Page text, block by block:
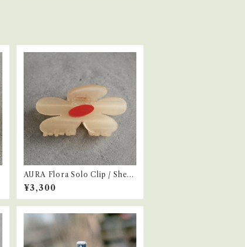
AURA Flora Solo Clip / Sheer
Lemon
¥3,300